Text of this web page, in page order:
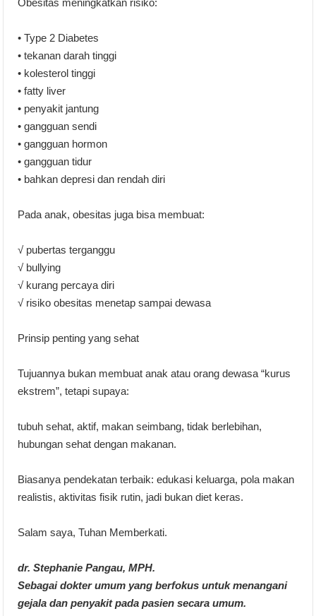
• Type 2 Diabetes
• tekanan darah tinggi
• kolesterol tinggi
• fatty liver
• penyakit jantung
• gangguan sendi
• gangguan hormon
• gangguan tidur
• bahkan depresi dan rendah diri
Pada anak, obesitas juga bisa membuat:
√ pubertas terganggu
√ bullying
√ kurang percaya diri
√ risiko obesitas menetap sampai dewasa
Prinsip penting yang sehat
Tujuannya bukan membuat anak atau orang dewasa “kurus
ekstrem”, tetapi supaya:
tubuh sehat, aktif, makan seimbang, tidak berlebihan,
hubungan sehat dengan makanan.
Biasanya pendekatan terbaik: edukasi keluarga, pola makan
realistis, aktivitas fisik rutin, jadi bukan diet keras.
Salam saya, Tuhan Memberkati.
dr. Stephanie Pangau, MPH.
Sebagai dokter umum yang berfokus untuk menangani
gejala dan penyakit pada pasien secara umum.